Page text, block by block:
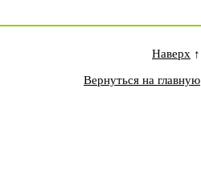
Наверх ↑
Вернуться на главную